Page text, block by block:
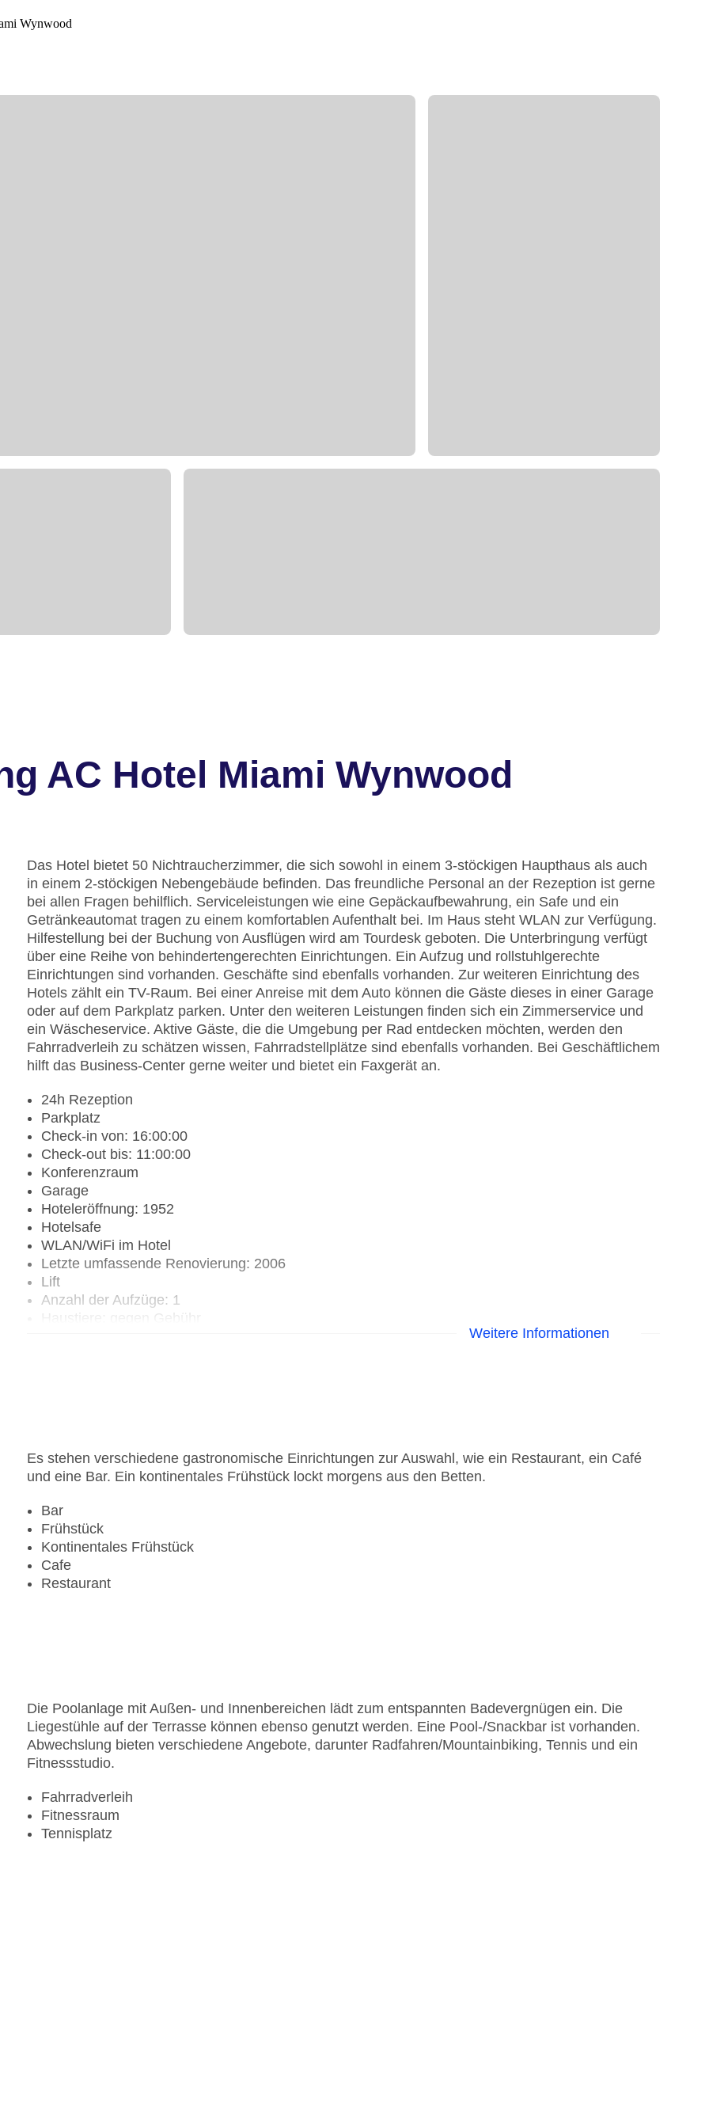
AC Hotel Miami Wynwood
Das Hotel bietet 50 Nichtraucherzimmer, die sich sowohl in einem 3-stöckigen Haupthaus als auch
in einem 2-stöckigen Nebengebäude befinden. Das freundliche Personal an der Rezeption ist gerne
bei allen Fragen behilflich. Serviceleistungen wie eine Gepäckaufbewahrung, ein Safe und ein
Getränkeautomat tragen zu einem komfortablen Aufenthalt bei. Im Haus steht WLAN zur Verfügung.
Hilfestellung bei der Buchung von Ausflügen wird am Tourdesk geboten. Die Unterbringung verfügt
über eine Reihe von behindertengerechten Einrichtungen. Ein Aufzug und rollstuhlgerechte
Einrichtungen sind vorhanden. Geschäfte sind ebenfalls vorhanden. Zur weiteren Einrichtung des
Hotels zählt ein TV-Raum. Bei einer Anreise mit dem Auto können die Gäste dieses in einer Garage
oder auf dem Parkplatz parken. Unter den weiteren Leistungen finden sich ein Zimmerservice und
ein Wäscheservice. Aktive Gäste, die die Umgebung per Rad entdecken möchten, werden den
Fahrradverleih zu schätzen wissen, Fahrradstellplätze sind ebenfalls vorhanden. Bei Geschäftlichem
hilft das Business-Center gerne weiter und bietet ein Faxgerät an.
24h Rezeption
Parkplatz
Check-in von: 16:00:00
Check-out bis: 11:00:00
Konferenzraum
Garage
Hoteleröffnung: 1952
Hotelsafe
WLAN/WiFi im Hotel
Letzte umfassende Renovierung: 2006
Lift
Anzahl der Aufzüge: 1
Landeskategorie: 4 Sterne
Weitere Informationen
Es stehen verschiedene gastronomische Einrichtungen zur Auswahl, wie ein Restaurant, ein Café
und eine Bar. Ein kontinentales Frühstück lockt morgens aus den Betten.
Bar
Frühstück
Kontinentales Frühstück
Cafe
Restaurant
Die Poolanlage mit Außen- und Innenbereichen lädt zum entspannten Badevergnügen ein. Die
Liegestühle auf der Terrasse können ebenso genutzt werden. Eine Pool-/Snackbar ist vorhanden.
Abwechslung bieten verschiedene Angebote, darunter Radfahren/Mountainbiking, Tennis und ein
Fitnessstudio.
Fahrradverleih
Fitnessraum
Tennisplatz